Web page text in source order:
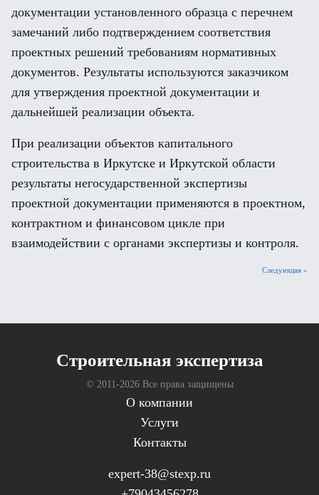
документации установленного образца с перечнем
замечаний либо подтверждением соответствия
проектных решений требованиям нормативных
документов. Результаты используются заказчиком
для утверждения проектной документации и
дальнейшей реализации объекта.
При реализации объектов капитального
строительства в Иркутске и Иркутской области
результаты негосударственной экспертизы
проектной документации применяются в проектном,
контрактном и финансовом цикле при
взаимодействии с органами экспертизы и контроля.
Следующая »
Cтроительная экспертиза
© 2011-2026 Все права защищены
О компании
Услуги
Контакты
expert-38@stexp.ru